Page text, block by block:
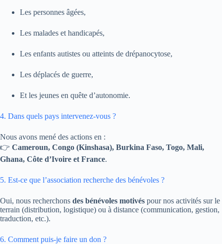
Les personnes âgées,
Les malades et handicapés,
Les enfants autistes ou atteints de drépanocytose,
Les déplacés de guerre,
Et les jeunes en quête d’autonomie.
4. Dans quels pays intervenez-vous ?
Nous avons mené des actions en :
👉 Cameroun, Congo (Kinshasa), Burkina Faso, Togo, Mali,
Ghana, Côte d’Ivoire et France.
5. Est-ce que l’association recherche des bénévoles ?
Oui, nous recherchons des bénévoles motivés pour nos activités sur le
terrain (distribution, logistique) ou à distance (communication, gestion,
traduction, etc.).
6. Comment puis-je faire un don ?